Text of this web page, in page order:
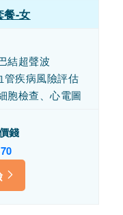
餐-女
結超聲波
管疾病風險評估
胞檢查、心電圖
錢